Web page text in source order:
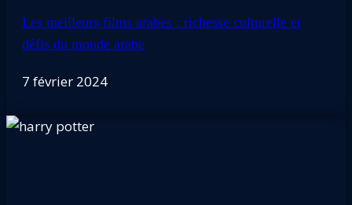
Les meilleurs films arabes : richesse culturelle et
défis du monde arabe
7 février 2024